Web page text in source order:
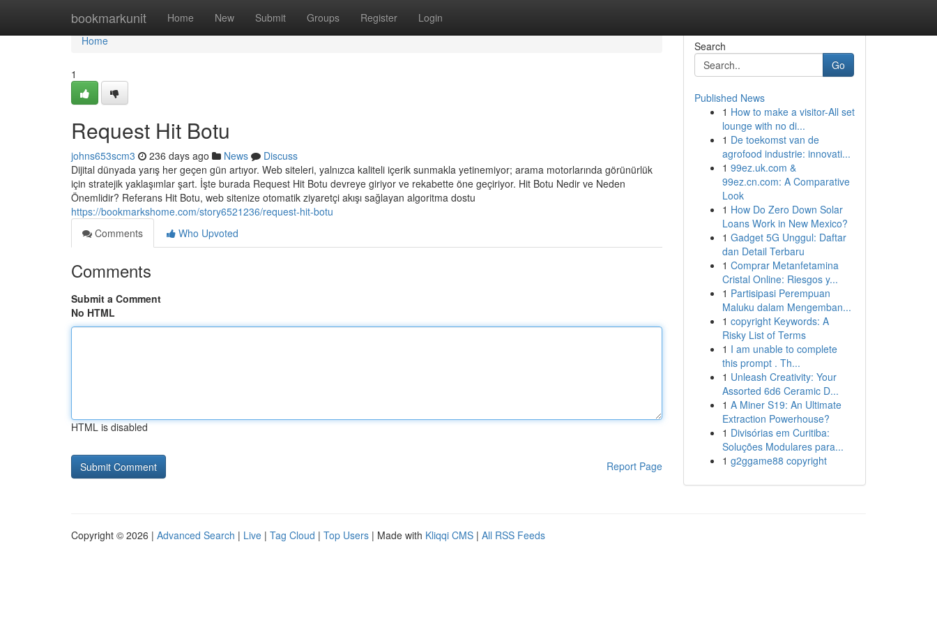
bookmarkunit Home New Submit Groups Register Login
Home
Home
1
Request Hit Botu
johns653scm3 236 days ago News
Discuss
Dijital dünyada yarış her geçen gün artıyor. Web siteleri, yalnızca kaliteli içerik sunmakla yetinemiyor; arama motorlarında görünürlük
için stratejik yaklaşımlar şart. İşte burada Request Hit Botu devreye giriyor ve rekabette öne geçiriyor. Hit Botu Nedir ve Neden
Önemlidir? Referans Hit Botu, web sitenize otomatik ziyaretçi akışı sağlayan algoritma dostu
https://bookmarkshome.com/story6521236/request-hit-botu
Comments
Who Upvoted
Comments
Submit a Comment
No HTML
HTML is disabled
Report Page
Search
Go
Published News
1 How to make a visitor-All set
lounge with no di...
1 De toekomst van de
agrofood industrie: innovati...
1 99ez.uk.com &
99ez.cn.com: A Comparative
Look
1 How Do Zero Down Solar
Loans Work in New Mexico?
1 Gadget 5G Unggul: Daftar
dan Detail Terbaru
1 Comprar Metanfetamina
Cristal Online: Riesgos y...
1 Partisipasi Perempuan
Maluku dalam Mengemban...
1 copyright Keywords: A
Risky List of Terms
1 I am unable to complete
this prompt . Th...
1 Unleash Creativity: Your
Assorted 6d6 Ceramic D...
1 A Miner S19: An Ultimate
Extraction Powerhouse?
1 Divisórias em Curitiba:
Soluções Modulares para...
1 g2ggame88 copyright
Copyright © 2026 | Advanced Search | Live | Tag Cloud | Top Users | Made with Kliqqi CMS | All RSS Feeds